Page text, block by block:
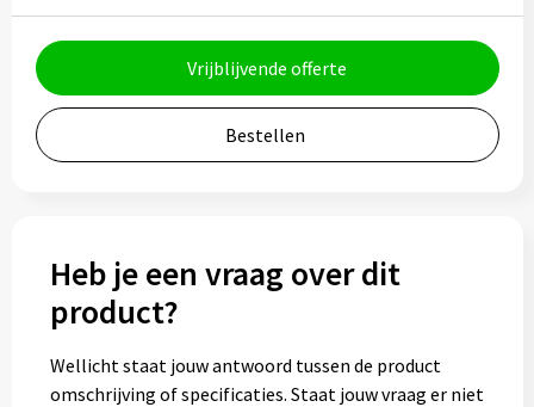
Geschenksets
Merken
Notaboekjes
Notablokken
Vrijblijvende offerte
Bestellen
Heb je een vraag over dit
product?
Wellicht staat jouw antwoord tussen de product
omschrijving of specificaties. Staat jouw vraag er niet